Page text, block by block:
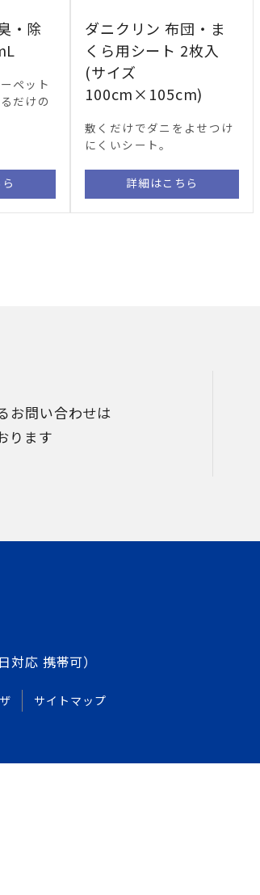
・除
ペット
だけの
ダニクリン 布団・ま
くら用シート 2枚入
(サイズ
100cm×105cm)
敷くだけでダニをよせつけ
にくいシート。
詳細はこちら
お問い合わせは
ります
応 携帯可）
サイトマップ